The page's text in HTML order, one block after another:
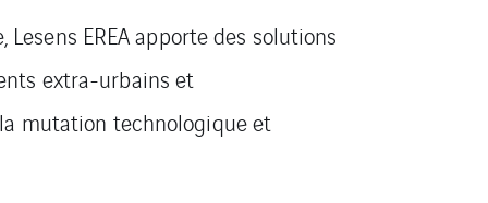
EREA apporte des solutions
extra-urbains et
mutation technologique et